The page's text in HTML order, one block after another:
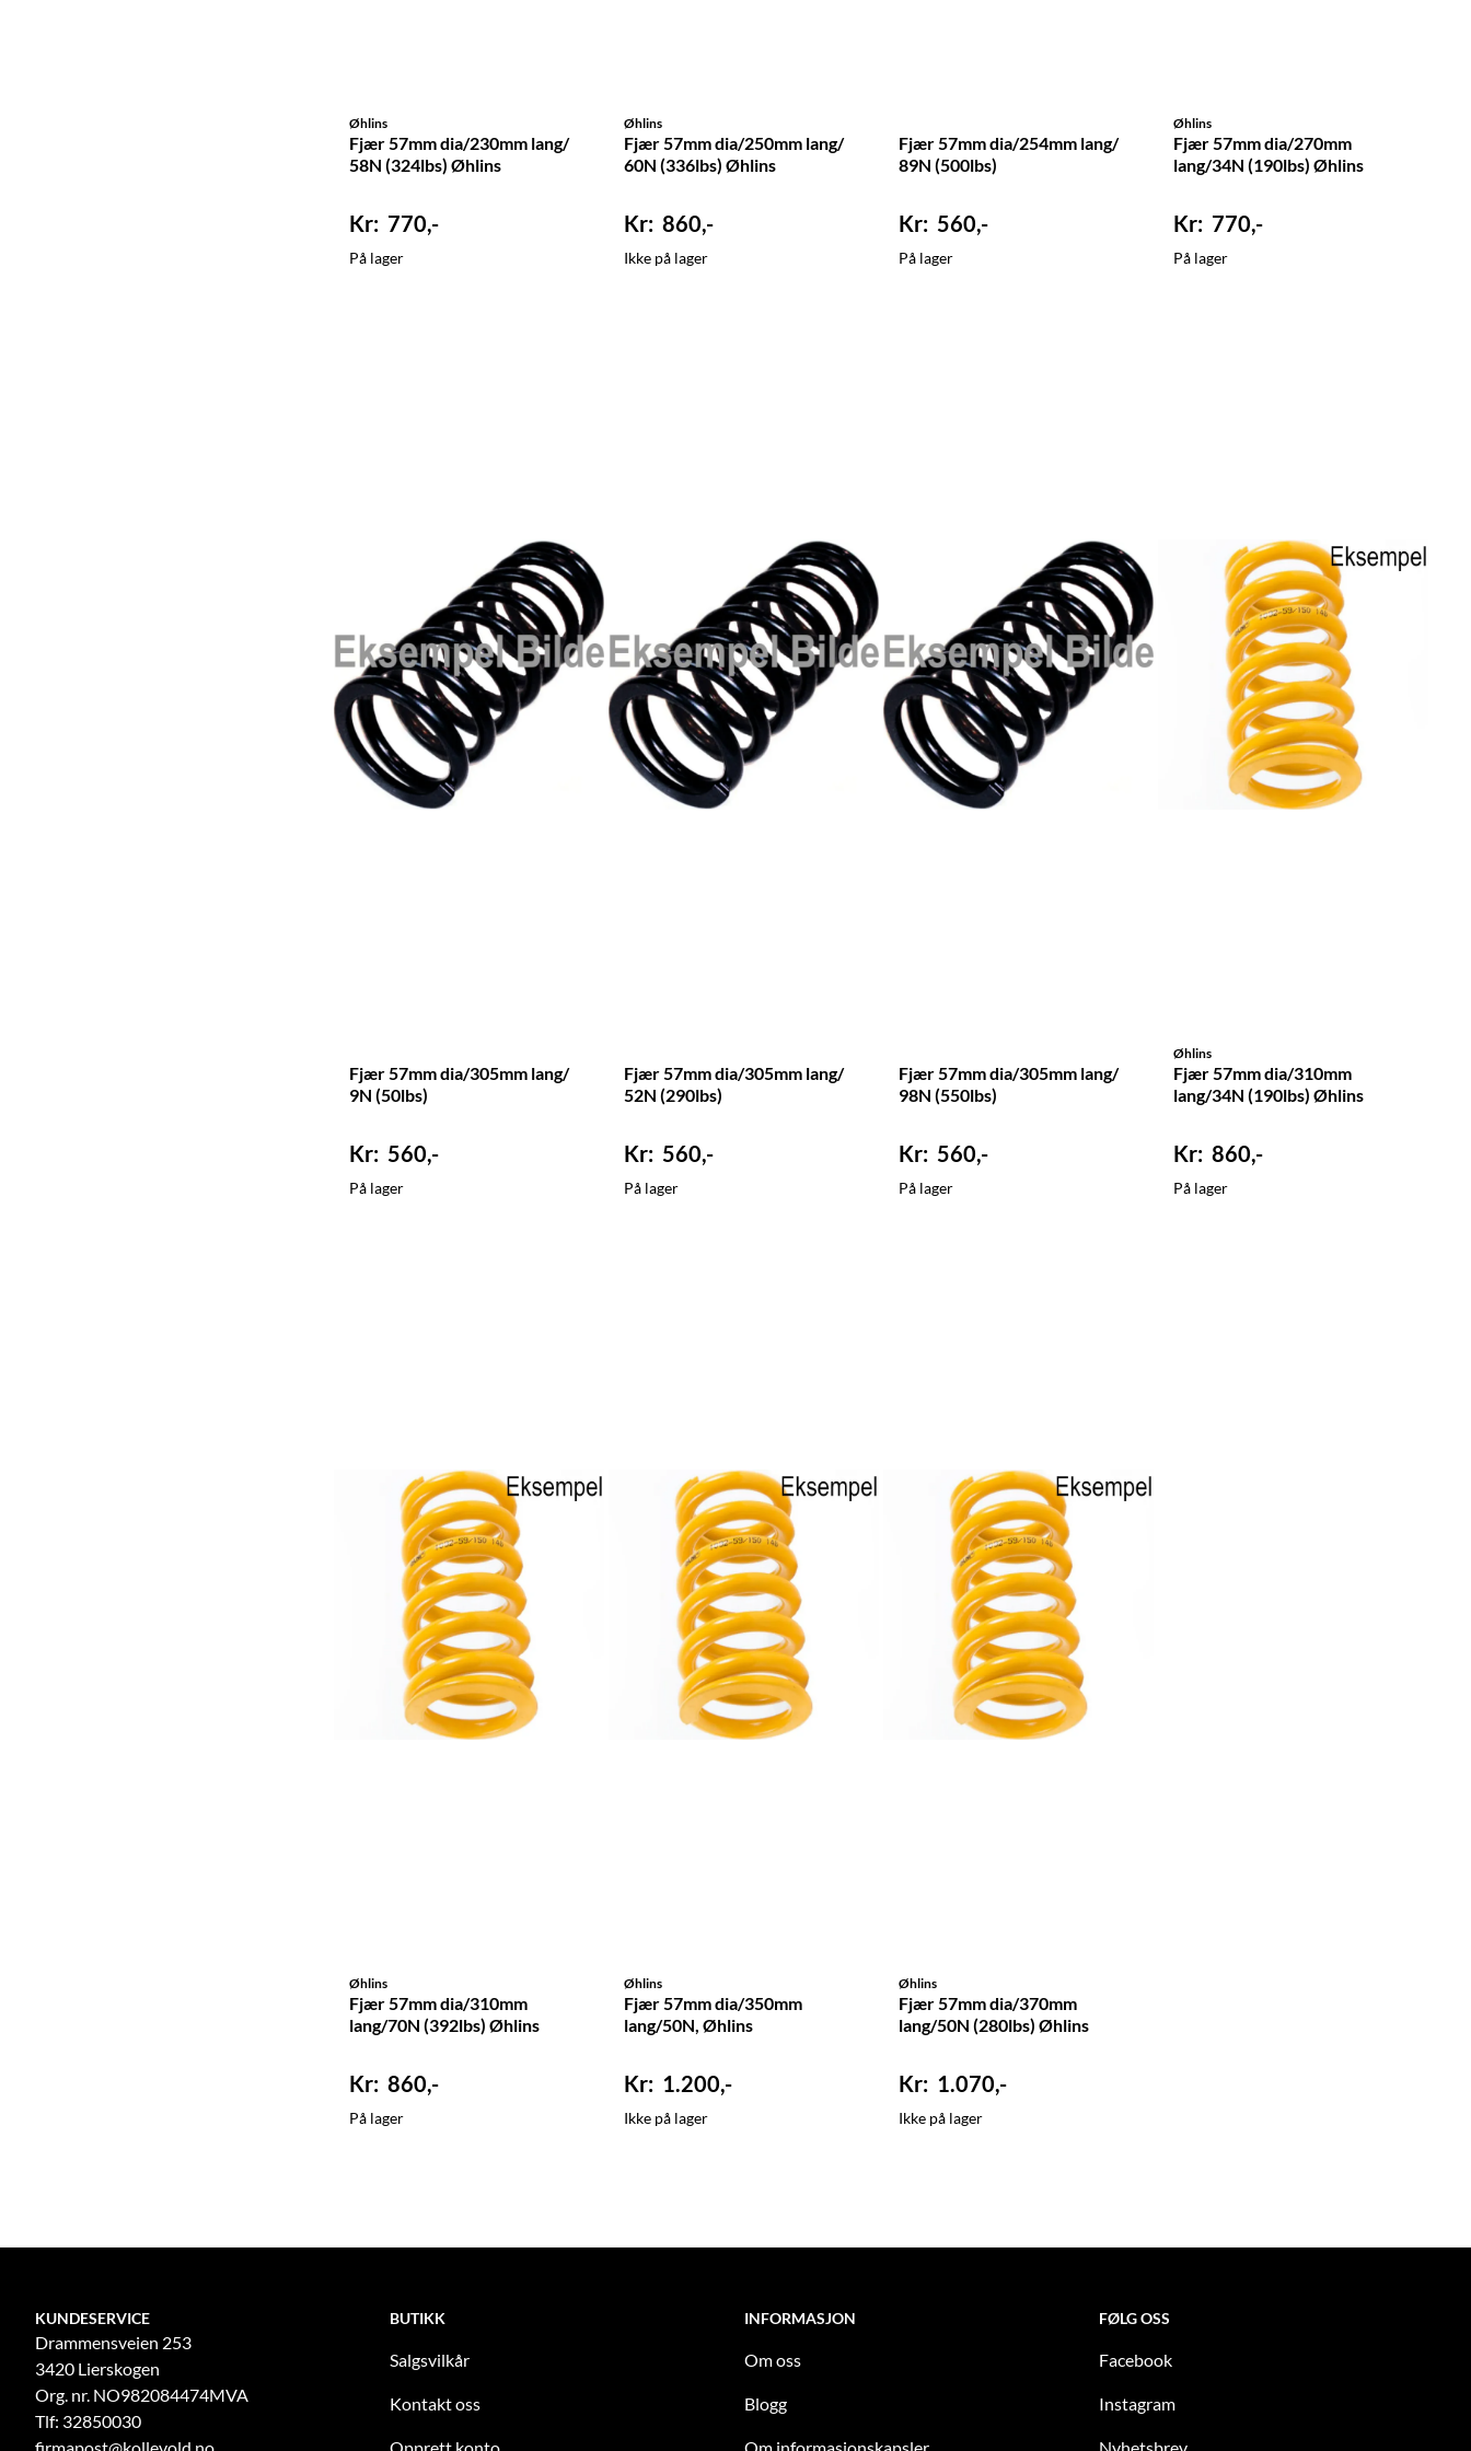
Øhlins
Fjær 57mm dia/230mm lang/
58N (324lbs) Øhlins
770,-
På lager
Øhlins
Fjær 57mm dia/250mm lang/
60N (336lbs) Øhlins
860,-
Ikke på lager
Fjær 57mm dia/254mm lang/
89N (500lbs)
560,-
På lager
Øhlins
Fjær 57mm dia/270mm
lang/34N (190lbs) Øhlins
770,-
På lager
Fjær 57mm dia/305mm lang/
9N (50lbs)
560,-
På lager
Fjær 57mm dia/305mm lang/
52N (290lbs)
560,-
På lager
Fjær 57mm dia/305mm lang/
98N (550lbs)
560,-
På lager
Øhlins
Fjær 57mm dia/310mm
lang/34N (190lbs) Øhlins
860,-
På lager
Øhlins
Fjær 57mm dia/310mm
lang/70N (392lbs) Øhlins
860,-
På lager
Øhlins
Fjær 57mm dia/350mm
lang/50N, Øhlins
1.200,-
Ikke på lager
Øhlins
Fjær 57mm dia/370mm
lang/50N (280lbs) Øhlins
1.070,-
Ikke på lager
KUNDESERVICE
Drammensveien 253
3420 Lierskogen
Org. nr. NO982084474MVA
Tlf: 32850030
BUTIKK
Salgsvilkår
Kontakt oss
INFORMASJON
Om oss
Blogg
FØLG OSS
Facebook
Instagram